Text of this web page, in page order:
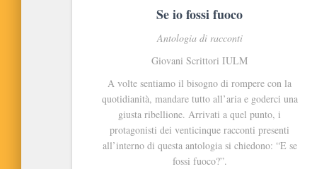
Se io fossi fuoco
Antologia di racconti
Giovani Scrittori IULM
A volte sentiamo il bisogno di rompere con la
quotidianità, mandare tutto all’aria e goderci una
giusta ribellione. Arrivati a quel punto, i
protagonisti dei venticinque racconti presenti
all’interno di questa antologia si chiedono: “E se
fossi fuoco?”.